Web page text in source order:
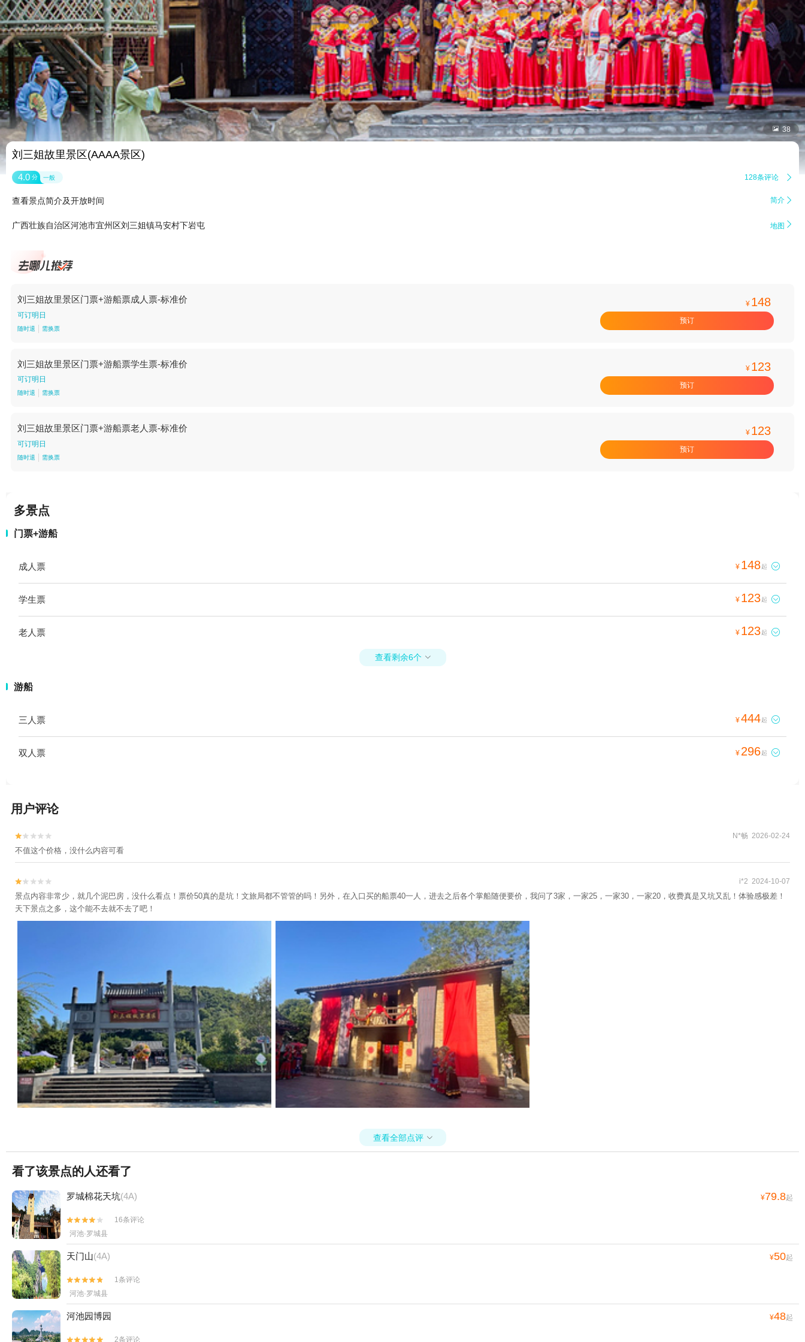
 38
刘三姐故里景区(AAAA景区)
4.0 分 一般 128条评论 
查看景点简介及开放时间 简介 
广西壮族自治区河池市宜州区刘三姐镇马安村下岩屯 地图 
刘三姐故里景区门票+游船票成人票-标准价
可订明日
随时退 需换票
¥ 148
预订
刘三姐故里景区门票+游船票学生票-标准价
可订明日
随时退 需换票
¥ 123
预订
刘三姐故里景区门票+游船票老人票-标准价
可订明日
随时退 需换票
¥ 123
预订
多景点
门票+游船
成人票 ¥ 148起 
学生票 ¥ 123起 
老人票 ¥ 123起 
查看剩余6个 
游船
三人票 ¥444起 
双人票 ¥ 296起 
用户评论

 N*畅 2026-02-24
不值这个价格，没什么内容可看

 i*2 2024-10-07
景点内容非常少，就几个泥巴房，没什么看点！票价50真的是坑！文旅局都不管管的吗！另外，在入口买的船票40一人，进去之后各个掌船随便要价，我问了3家，一家25，一家30，一家20，收费真是又坑又乱！体验感极差！
天下景点之多，这个能不去就不去了吧！
查看全部点评 
看了该景点的人还看了
罗城棉花天坑(4A) ¥79.8起


16条评论
河池·罗城县
天门山(4A) ¥50起


1条评论
河池·罗城县
河池园博园 ¥48起

 2条评论